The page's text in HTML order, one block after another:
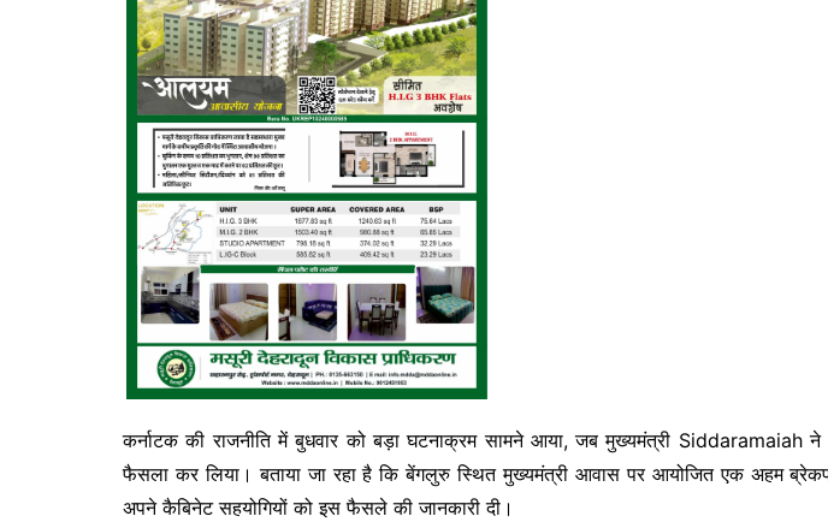
कर्नाटक की राजनीति में बुधवार को बड़ा घटनाक्रम सामने आया, जब मुख्यमंत्री Siddaramaiah
फैसला कर लिया। बताया जा रहा है कि बेंगलुरु स्थित मुख्यमंत्री आवास पर आयोजित एक अहम
अपने कैबिनेट सहयोगियों को इस फैसले की जानकारी दी।